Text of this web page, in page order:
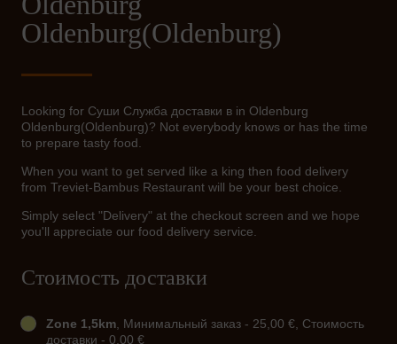
Oldenburg(Oldenburg)
Looking for Суши Служба доставки в in Oldenburg
Oldenburg(Oldenburg)? Not everybody knows or has the time
to prepare tasty food.
When you want to get served like a king then food delivery
from Treviet-Bambus Restaurant will be your best choice.
Simply select "Delivery" at the checkout screen and we hope
you'll appreciate our food delivery service.
Стоимость доставки
Zone 1,5km, Минимальный заказ - 25,00 €, Стоимость
доставки - 0,00 €